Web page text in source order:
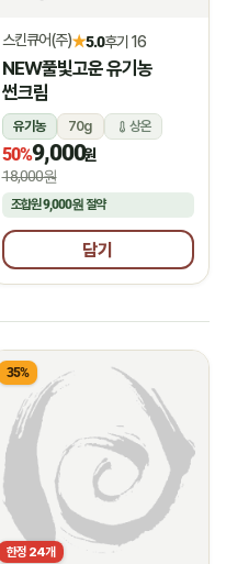
스킨큐어(주)★5.0후기 16
NEW풀빛고운 유기농
썬크림
유기농 70g 상온
50%9,000원
18,000원
조합원9,000원절약
담기
35%
한정 24개